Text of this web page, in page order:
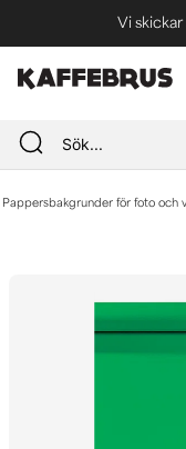
Vi skickar
Pappersbakgrunder för foto och